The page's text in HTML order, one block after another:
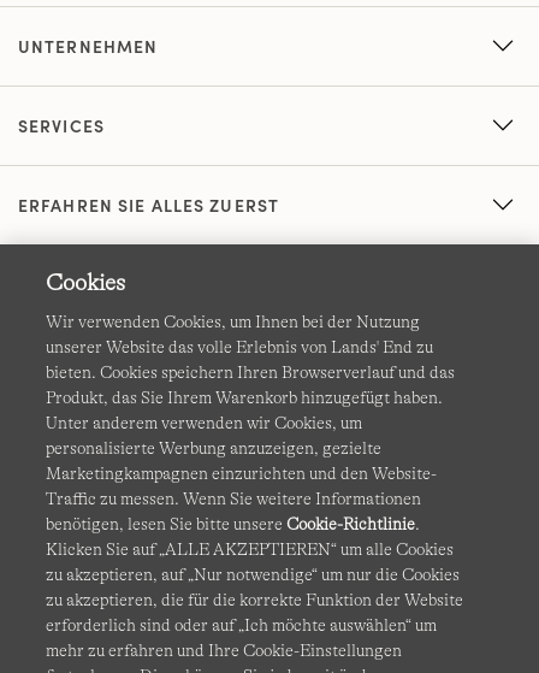
UNTERNEHMEN
SERVICES
ERFAHREN SIE ALLES ZUERST
Datenschutz & Sicherheit
Cookies Ich möchte auswählen Barrierefreiheit
Site Map Internationale Websites
Diese Website ist durch reCAPTCHA geschützt. Es gelten die
Datenschutzerklärung undNutzungsbedingungenvon
Google.
Cookies
Wir verwenden Cookies, um Ihnen bei der Nutzung
unserer Website das volle Erlebnis von Lands' End zu
bieten. Cookies speichern Ihren Browserverlauf und das
Produkt, das Sie Ihrem Warenkorb hinzugefügt haben.
Unter anderem verwenden wir Cookies, um
personalisierte Werbung anzuzeigen, gezielte
Marketingkampagnen einzurichten und den Website-
Traffic zu messen. Wenn Sie weitere Informationen
benötigen, lesen Sie bitte unsereCookie-Richtlinie.
Klicken Sie auf „ALLE AKZEPTIEREN“ um alle Cookies
zu akzeptieren, auf „Nur notwendige“ um nur die Cookies
zu akzeptieren, die für die korrekte Funktion der Website
erforderlich sind oder auf „Ich möchte auswählen“ um
mehr zu erfahren und Ihre Cookie-Einstellungen